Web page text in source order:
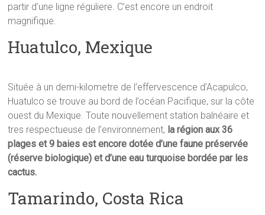
partir d’une ligne réguliere. C’est encore un endroit
magnifique.
Huatulco, Mexique
Située à un demi-kilometre de l’effervescence d’Acapulco,
Huatulco se trouve au bord de l’océan Pacifique, sur la côte
ouest du Mexique. Toute nouvellement station balnéaire et
tres respectueuse de l’environnement, la région aux 36
plages et 9 baies est encore dotée d’une faune préservée
(réserve biologique) et d’une eau turquoise bordée par les
cactus.
Tamarindo, Costa Rica